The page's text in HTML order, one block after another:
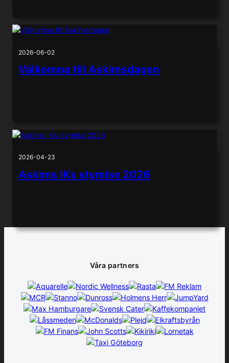
2026-06-02
Välkomna till Askimsdagen
2026-04-23
Askims IKs styrelse 2026
Våra partners